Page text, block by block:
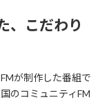
、こだわり
が制作した番組で
のコミュニティFM